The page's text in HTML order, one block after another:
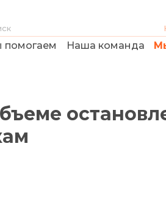
помогаем Наша команда